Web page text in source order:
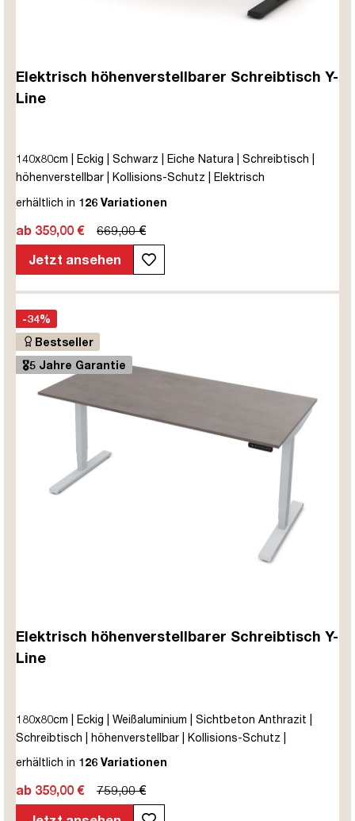
Elektrisch höhenverstellbarer Schreibtisch Y-
Line
140x80cm | Eckig | Schwarz | Eiche Natura | Schreibtisch |
höhenverstellbar | Kollisions-Schutz | Elektrisch
höhenverstellbar | Kindersicherung | Metall | Holz |
Herstellergarantie | unmontiert | TÜV© mobiles Arbeiten | bis
zu 80 kg | Y-Line | Steckertyp C
erhältlich in 126 Variationen
ab 359,00 €
669,00 €
Jetzt ansehen
-34%
Bestseller
🎖️5 Jahre Garantie
Elektrisch höhenverstellbarer Schreibtisch Y-
Line
180x80cm | Eckig | Weißaluminium | Sichtbeton Anthrazit |
Schreibtisch | höhenverstellbar | Kollisions-Schutz |
Elektrisch höhenverstellbar | Kindersicherung | Metall | Holz |
unmontiert | TÜV© mobiles Arbeiten | bis zu 80 kg | Y-Line |
erhältlich in 126 Variationen
ab 359,00 €
759,00 €